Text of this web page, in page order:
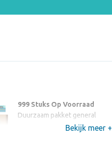
999 Stuks Op Voorraad
Duurzaam pakket general
Bekijk meer +